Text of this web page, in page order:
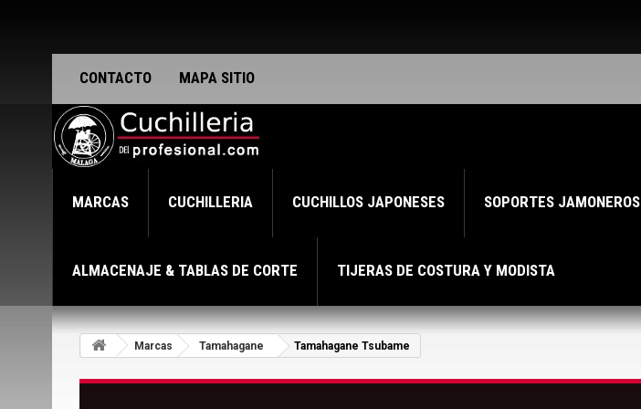
CONTACTO MAPA SITIO
MARCAS CUCHILLERIA CUCHILLOS JAPONESES SOPORTES JAMONEROS
ALMACENAJE & TABLAS DE CORTE TIJERAS DE COSTURA Y MODISTA
Marcas Tamahagane Tamahagane Tsubame